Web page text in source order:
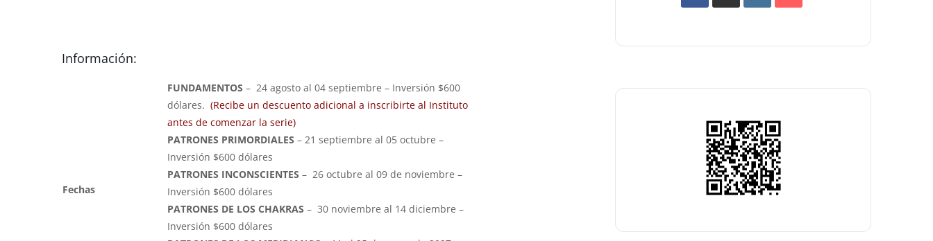
Información:
Fechas
FUNDAMENTOS – 24 agosto al 04 septiembre – Inversión $600
dólares. (Recibe un descuento adicional a inscribirte al Instituto
antes de comenzar la serie)
PATRONES PRIMORDIALES – 21 septiembre al 05 octubre –
Inversión $600 dólares
PATRONES INCONSCIENTES – 26 octubre al 09 de noviembre –
Inversión $600 dólares
PATRONES DE LOS CHAKRAS – 30 noviembre al 14 diciembre –
Inversión $600 dólares